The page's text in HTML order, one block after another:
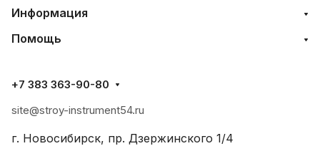
Информация
Помощь
+7 383 363-90-80
site@stroy-instrument54.ru
г. Новосибирск, пр. Дзержинского 1/4